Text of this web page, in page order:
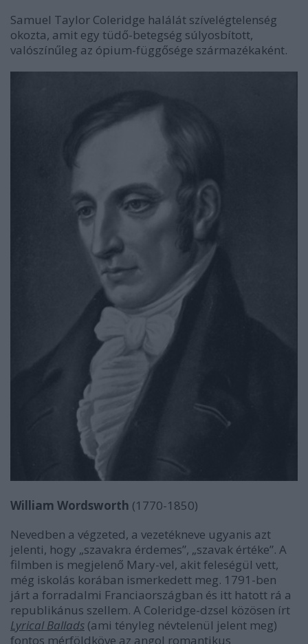
Samuel Taylor Coleridge halálát szívelégtelenség
okozta, amit egy tüdő-betegség súlyosbított,
valószínűleg az ópium-függősége származékaként.
William Wordsworth (1770-1850)
Nevedben a végzeted, a vezetékneve ugyanis azt
jelenti, hogy „szavakra érdemes”, „szavak értéke”. A
filmben is megjelenő Mary-vel, akit feleségül vett,
még iskolás korában ismerkedett meg. 1791-ben
járt a forradalmi Franciaországban és itt hatott rá a
republikánus szellem. A Coleridge-dzsel közösen írt
Lyrical Ballads (ami tényleg névtelenül jelent meg)
fontos mérföldköve az angol romantikus